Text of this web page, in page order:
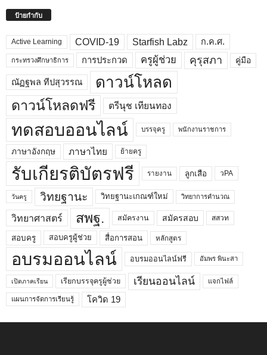
ป้ายกำกับ
Active Learning COVID-19 Starfish Labz ก.ค.ศ.
กระทรวงศึกษาธิการ การประกวด ครูผู้ช่วย คุรุสภา คู่มือ
ณัฏฐพล ทีปสุวรรณ ดาวน์โหลด
ดาวน์โหลดฟรี ตรีนุช เทียนทอง
ทดสอบออนไลน์ บรรจุครู พนักงานราชการ
ภาษาอังกฤษ ภาษาไทย ย้ายครู
รับเกียรติบัตรฟรี รายงาน ลูกเสือ วPA
วันครู วิทยฐานะ วิทยฐานะเกณฑ์ใหม่ วิทยาการคำนวณ
วิทยาศาสตร์ สพฐ. สมัครงาน สมัครสอบ สสวท
สอบครู สอบครูผู้ช่วย สื่อการสอน หลักสูตร
อบรมออนไลน์ อบรมออนไลน์ฟรี อัมพร พินะสา
เปิดภาคเรียน เรียกบรรจุครูผู้ช่วย เรียนออนไลน์ แจกไฟล์
แผนการจัดการเรียนรู้ โควิด 19